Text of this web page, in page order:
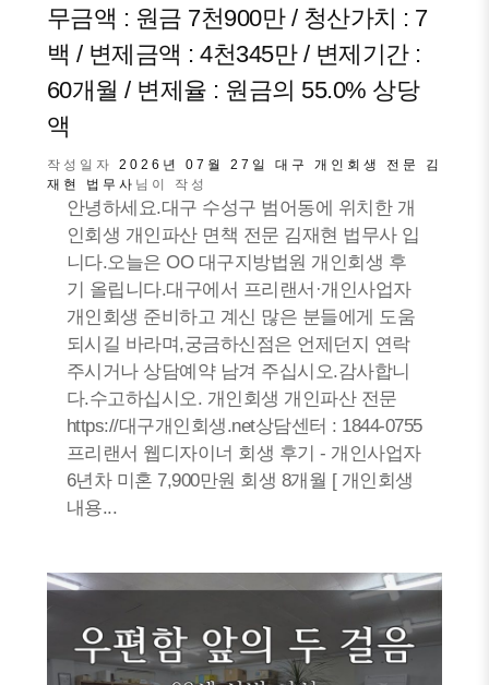
무금액 : 원금 7천900만 / 청산가치 : 7
백 / 변제금액 : 4천345만 / 변제기간 :
60개월 / 변제율 : 원금의 55.0% 상당
액
작성일자 2026년 07월 27일
대구 개인회생 전문 김
재현 법무사 님이 작성
안녕하세요.대구 수성구 범어동에 위치한 개
인회생 개인파산 면책 전문 김재현 법무사 입
니다.오늘은 OO 대구지방법원 개인회생 후
기 올립니다.대구에서 프리랜서·개인사업자
개인회생 준비하고 계신 많은 분들에게 도움
되시길 바라며,궁금하신점은 언제던지 연락
주시거나 상담예약 남겨 주십시오.감사합니
다.수고하십시오. 개인회생 개인파산 전문
https://대구개인회생.net상담센터 : 1844-0755
프리랜서 웹디자이너 회생 후기 - 개인사업자
6년차 미혼 7,900만원 회생 8개월 [ 개인회생
내용...